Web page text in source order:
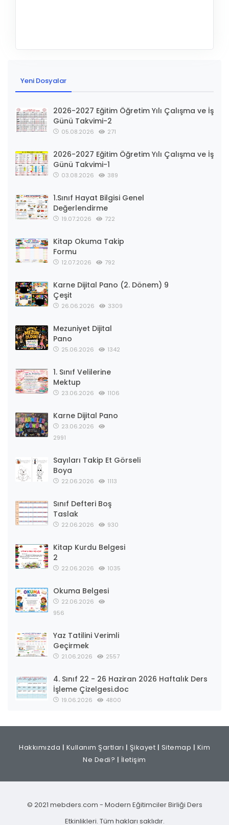
Yeni Dosyalar
2026-2027 Eğitim Öğretim Yılı Çalışma ve İş
Günü Takvimi-2
05.08.2026 271
2026-2027 Eğitim Öğretim Yılı Çalışma ve İş
Günü Takvimi-1
03.08.2026 389
1.Sınıf Hayat Bilgisi Genel
Değerlendirme
19.07.2026 722
Kitap Okuma Takip
Formu
12.07.2026 792
Karne Dijital Pano (2. Dönem) 9
Çeşit
26.06.2026 3309
Mezuniyet Dijital
Pano
25.06.2026 1342
1. Sınıf Velilerine
Mektup
23.06.2026 1106
Karne Dijital Pano
23.06.2026
2991
Sayıları Takip Et Görseli
Boya
22.06.2026 1113
Sınıf Defteri Boş
Taslak
22.06.2026 930
Kitap Kurdu Belgesi
2
22.06.2026 1035
Okuma Belgesi
22.06.2026
956
Yaz Tatilini Verimli
Geçirmek
21.06.2026 2557
4. Sınıf 22 - 26 Haziran 2026 Haftalık Ders
İşleme Çizelgesi.doc
19.06.2026 4800
Hakkımızda | Kullanım Şartları | Şikayet | Sitemap | Kim
Ne Dedi? | İletişim
© 2021 mebders.com - Modern Eğitimciler Birliği Ders
Etkinlikleri. Tüm hakları saklıdır.